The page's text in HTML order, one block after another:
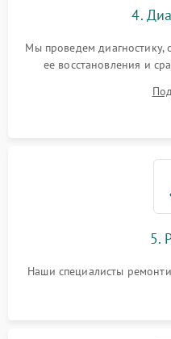
4.
Мы проведем диагностику,
ее восстановления и
5.
Наши специалисты